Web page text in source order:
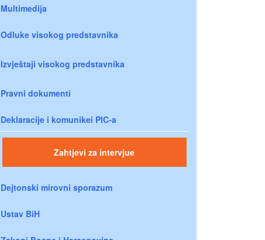
Multimedija
Odluke visokog predstavnika
Izvještaji visokog predstavnika
Pravni dokumenti
Deklaracije i komunikei PIC-a
Zahtjevi za intervjue
Dejtonski mirovni sporazum
Ustav BiH